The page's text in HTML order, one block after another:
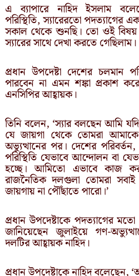
এ ব্যাপারে নাহিদ ইসলাম
পরিস্থিতি, স্যারেরতো
সকাল থেকে শুনছি। তো ওই
স্যারের সাথে দেখা করতে গেছিলাম।
প্রধান উপদেষ্টা দেশের চলমান
পারবেন না এমন শঙ্কা প্রকাশ
এনসিপির আহ্বায়ক।
তিনি বলেন, ‘স্যার বলছেন আমি
যে জায়গা থেকে তোমরা
অভ্যুত্থানের পর। দেশের
পরিস্থিতি যেভাবে আন্দোলন বা
হচ্ছে। আমিতো এভাবে কাজ
রাজনৈতিক দলগুলা তোমরা
জায়গায় না পৌঁছাতে পারো।’
প্রধান উপদেষ্টাকে পদত্যাগের মতো
জানিয়েছেন জুলাইয়ে গণ-
দলটির আহ্বায়ক নাহিদ।
প্রধান উপদেষ্টাকে নাহিদ বলেছেন,